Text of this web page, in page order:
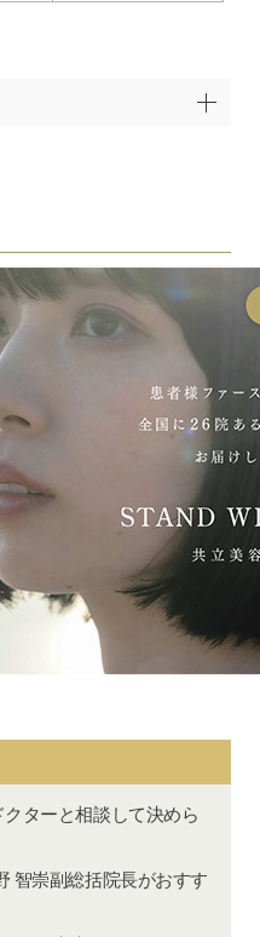
¥83,600～¥354,500
池袋東口院 院長
・TCBの特別指導医、二重埋
・新宿区東南エリアで目元整
※TCB指名症例モデル2021年9月調べ
※施術による
高田馬場
きます
ターと相談して決めら
智崇副総括院長がおすす